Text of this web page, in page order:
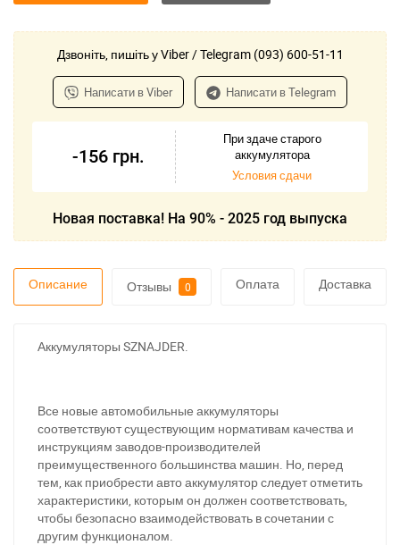
Дзвоніть, пишіть у Viber / Telegram (093) 600-51-11
Написати в Viber Написати в Telegram
-156 грн.
При здаче старого
аккумулятора
Условия сдачи
Новая поставка! На 90% - 2025 год выпуска
Описание Отзывы 0 Оплата Доставка
Аккумуляторы SZNAJDER.
Все новые автомобильные аккумуляторы
соответствуют существующим нормативам качества и
инструкциям заводов-производителей
преимущественного большинства машин. Но, перед
тем, как приобрести авто аккумулятор следует отметить
характеристики, которым он должен соответствовать,
чтобы безопасно взаимодействовать в сочетании с
другим функционалом.